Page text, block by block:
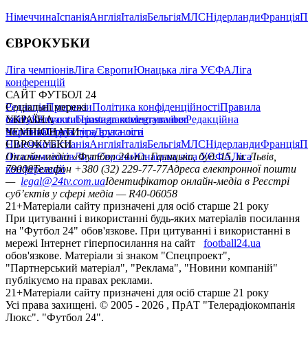
НімеччинаІспаніяАнгліяІталіяБельгіяМЛСНідерландиФранція
ЄВРОКУБКИ
Ліга чемпіонівЛіга ЄвропиЮнацька ліга УЄФАЛіга
конференцій
САЙТ ФУТБОЛ 24
РедакціяПрогнозиПолітика конфіденційностіПравила
сайтуКонтактиПравила коментуванняРедакційна
політикаСтруктура власності
Соціальні мережі
facebookxyoutubeinstagramtelegramviber
УКРАЇНА
УкраїнаПерша лігаДруга ліга
ЧЕМПІОНАТИ
НімеччинаІспаніяАнгліяІталіяБельгіяМЛСНідерландиФранція
ЄВРОКУБКИ
Ліга чемпіонівЛіга ЄвропиЮнацька ліга УЄФАЛіга
конференцій
Онлайн-медіа «Футбол 24»пл. Галицька, буд. 15, м. Львів,
79008Телефон +380 (32) 229-77-77Адреса електронної пошти
— legal@24tv.com.uaІдентифікатор онлайн-медіа в Реєстрі
суб’єктів у сфері медіа — R40-06058
21+Матеріали сайту призначені для осіб старше 21 року
При цитуванні і використанні будь-яких матеріалів посилання
на "Футбол 24" обов'язкове. При цитуванні і використанні в
мережі Інтернет гіперпосилання на сайт
football24.ua
обов'язкове. Матеріали зі знаком "Спецпроект",
"Партнерський матеріал", "Реклама", "Новини компаній"
публікуємо на правах реклами.
21+Матеріали сайту призначені для осіб старше 21 року
Усi права захищенi. © 2005 - 2026 , ПрАТ "Телерадіокомпанія
Люкс". "Футбол 24".